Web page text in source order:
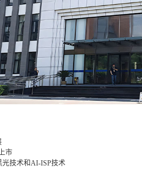
市
光技术和AI-ISP技术